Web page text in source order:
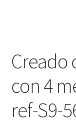
Creado
con 4
ref-S9-